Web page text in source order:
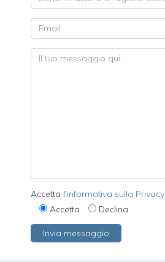
Accetta l'informativa sulla Privacy
Accetta
Declina